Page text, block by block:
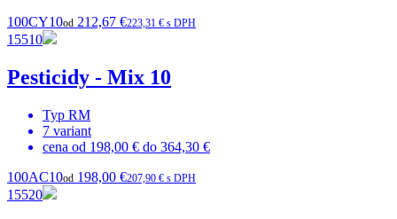
100CY10od 212,67 €223,31 € s DPH
15510
Pesticidy - Mix 10
Typ RM
7 variant
cena od 198,00 € do 364,30 €
100AC10od 198,00 €207,90 € s DPH
15520